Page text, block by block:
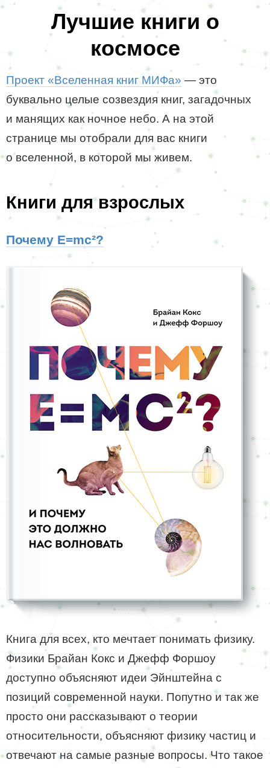
Лучшие книги о
космосе
Проект «Вселенная книг МИФа» — это
буквально целые созвездия книг, загадочных
и манящих как ночное небо. А на этой
странице мы отобрали для вас книги
о вселенной, в которой мы живем.
Книги для взрослых
Почему E=mc²?
Книга для всех, кто мечтает понимать физику.
Физики Брайан Кокс и Джефф Форшоу
доступно объясняют идеи Эйнштейна с
позиций современной науки. Попутно и так же
просто они рассказывают о теории
относительности, объясняют физику частиц и
отвечают на самые разные вопросы. Что такое